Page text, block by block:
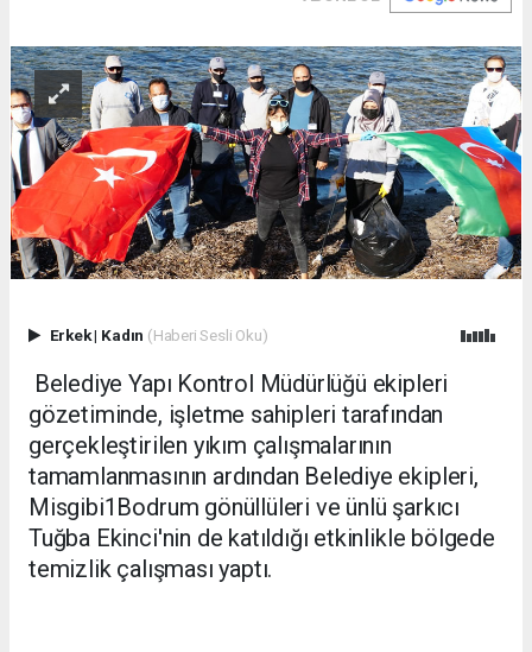
Erkek| Kadın (Haberi Sesli Oku)
Belediye Yapı Kontrol Müdürlüğü ekipleri
gözetiminde, işletme sahipleri tarafından
gerçekleştirilen yıkım çalışmalarının
tamamlanmasının ardından Belediye ekipleri,
Misgibi1Bodrum gönüllüleri ve ünlü şarkıcı
Tuğba Ekinci'nin de katıldığı etkinlikle bölgede
temizlik çalışması yaptı.